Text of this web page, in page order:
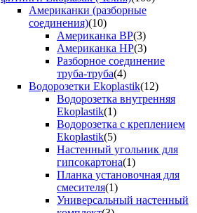
Американки (разборные
соединения)(10)
Американка ВР(3)
Американка НР(3)
Разборное соединение
труба-труба(4)
Водорозетки Ekoplastik(12)
Водорозетка внутренняя
Ekoplastik(1)
Водорозетка с креплением
Ekoplastik(5)
Настенный угольник для
гипсокартона(1)
Планка установочная для
смесителя(1)
Универсальный настенный